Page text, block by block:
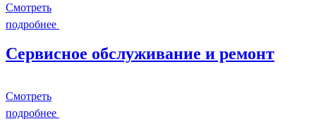
Смотреть
подробнее
Сервисное обслуживание и ремонт
Смотреть
подробнее